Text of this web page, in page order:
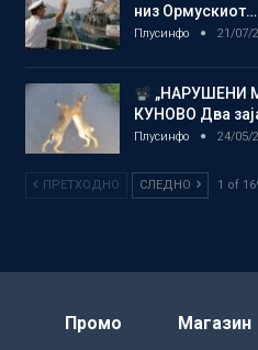
низ Ормускиот…
Плусинфо 21/07/
„НАРУШЕНИ
КУНОВО Два
Плусинфо 24/05/
ПРЕТХОДНО СЛЕДНО 1 of
Промо Магазин